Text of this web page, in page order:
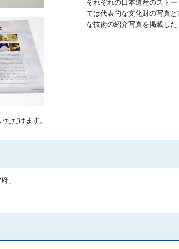
それぞれの日本遺産のスト
ては代表的な文化財の写真
な技術の紹介写真を掲載した
だけます。
」